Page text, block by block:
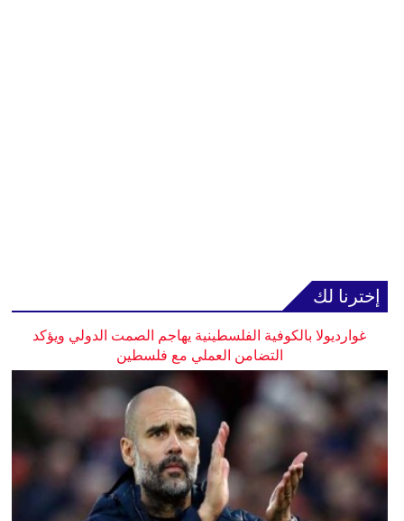
إخترنا لك
غوارديولا بالكوفية الفلسطينية يهاجم الصمت الدولي ويؤكد
التضامن العملي مع فلسطين